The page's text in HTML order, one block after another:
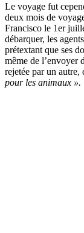
Le voyage fut
deux mois de
Francisco le 1er
débarquer, les
prétextant que ses
même de l’envoyer
rejetée par un autre,
pour les animaux ».